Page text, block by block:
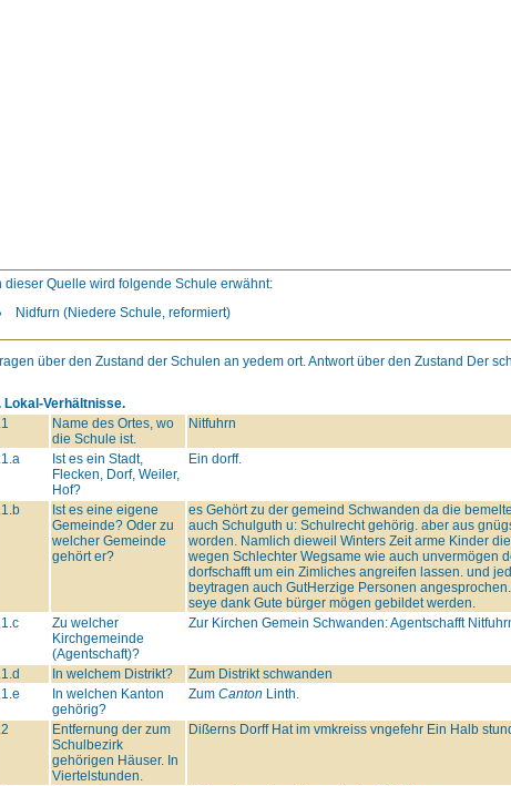
dieser Quelle wird folgende Schule erwähnt:
Nidfurn (Niedere Schule, reformiert)
über den Zustand der Schulen an yedem ort. Antwort über den Zustand Der
Lokal-Verhältnisse.
Name des Ortes, wo
die Schule ist.
Nitfuhrn
Ist es ein Stadt,
Flecken, Dorf, Weiler,
Hof?
Ein dorff.
Ist es eine eigene
Gemeinde? Oder zu
welcher Gemeinde
gehört er?
es Gehört zu der gemeind Schwanden da die
auch Schulguth u: Schulrecht gehörig. aber aus
worden. Namlich dieweil Winters Zeit arme Kinder
wegen Schlechter Wegsame wie auch unvermögen
dorfschafft um ein Zimliches angreifen lassen. und
beytragen auch GutHerzige Personen
seye dank Gute bürger mögen gebildet werden.
Zu welcher
Kirchgemeinde
(Agentschaft)?
Zur Kirchen Gemein Schwanden: Agentschafft
In welchem Distrikt?
Zum Distrikt schwanden
In welchen Kanton
gehörig?
Zum Canton Linth.
Entfernung der zum
Schulbezirk
gehörigen Häuser. In
Viertelstunden.
Dißerns Dorff Hat im vmkreiss vngefehr Ein Halb